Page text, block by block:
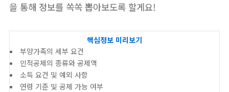
을 통해 정보를 쏙쏙 뽑아보도록 할게요!
핵심정보 미리보기
부양가족의 세부 요건
인적공제의 종류와 공제액
소득 요건 및 예외 사항
연령 기준 및 공제 가능 여부